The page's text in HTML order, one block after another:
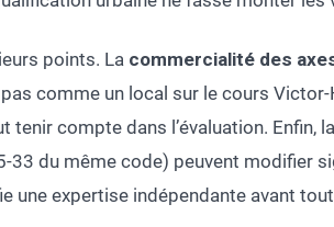
points. La commercialité des
comme un local sur le cours
tenir compte dans l’évaluation.
33 du même code) peuvent modifier
une expertise indépendante avant